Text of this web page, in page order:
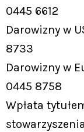
0445 6612
Darowizny w
8733
Darowizny w
0445 8758
Wpłata
stowarzyszenia